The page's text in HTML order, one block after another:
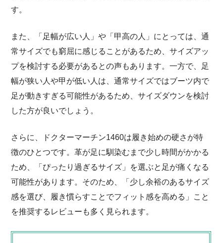
す。
また、「足幅が広い人」や「甲高の人」にとっては、通
常サイズでも窮屈に感じることがあるため、サイズアッ
プを検討する必要があるとの声もあります。一方で、足
幅が狭い人や甲が低い人は、通常サイズではブーツ内で
足が動きすぎる可能性があるため、サイズダウンを検討
した方が良いでしょう。
さらに、ドクターマーチン1460は履き始めの硬さが特
徴のひとつです。革が足に馴染むまで少し時間がかかる
ため、「ぴったり過ぎるサイズ」を選ぶと足が痛くなる
可能性があります。そのため、「少し余裕のあるサイズ
感を選び、履き慣らすことでフィット感を高める」こと
を推奨するレビューも多く見られます。